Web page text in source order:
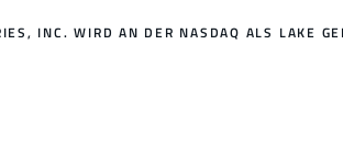
INC. WIRD AN DER NASDAQ ALS LAKE